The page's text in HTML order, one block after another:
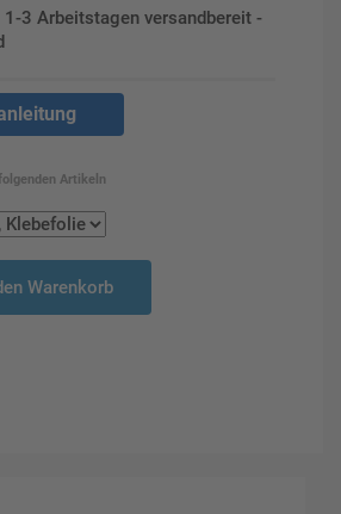
3 Arbeitstagen versandbereit -
Artikeln
Warenkorb